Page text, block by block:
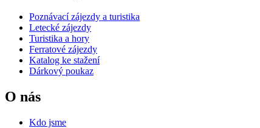
Poznávací zájezdy a turistika
Letecké zájezdy
Turistika a hory
Ferratové zájezdy
Katalog ke stažení
Dárkový poukaz
O nás
Kdo jsme